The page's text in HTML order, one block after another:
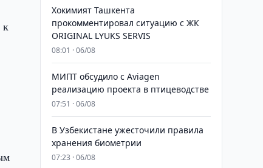
к
Хокимият Ташкента
прокомментировал ситуацию с ЖК
ORIGINAL LYUKS SERVIS
08:01 · 06/08
МИПТ обсудило с Aviagen
реализацию проекта в птицеводстве
07:51 · 06/08
В Узбекистане ужесточили правила
хранения биометрии
07:23 · 06/08